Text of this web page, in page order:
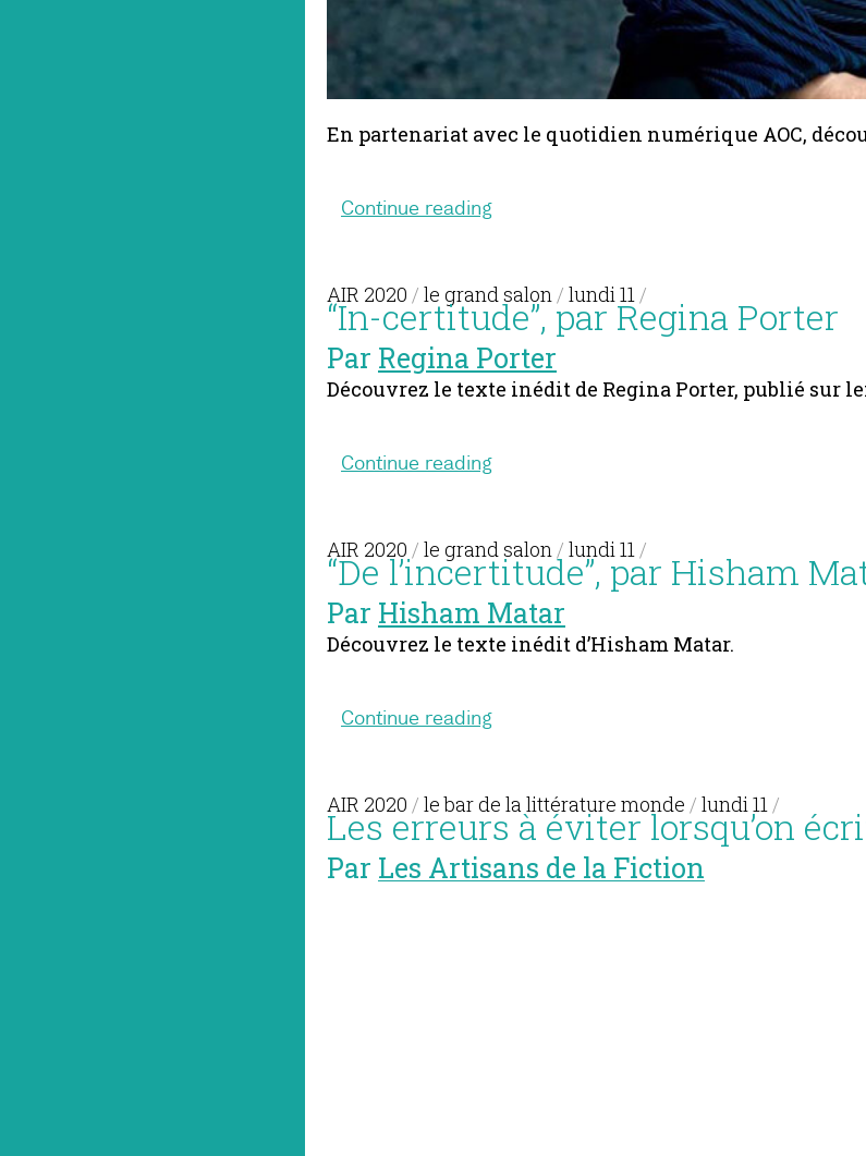
En partenariat avec le quotidien numérique AOC,
Continue reading
AIR 2020 / le grand salon/ lundi 11/
“In-certitude”, par Regina Porter
Par Regina Porter
Découvrez le texte inédit de Regina Porter, publié sur
Continue reading
AIR 2020 / le grand salon/ lundi 11/
“De l’incertitude”, par Hisham
Par Hisham Matar
Découvrez le texte inédit d’Hisham Matar.
Continue reading
AIR 2020 / le bar de la littérature monde / lundi 11/
Les erreurs à éviter lorsqu’on
Par Les Artisans de la Fiction